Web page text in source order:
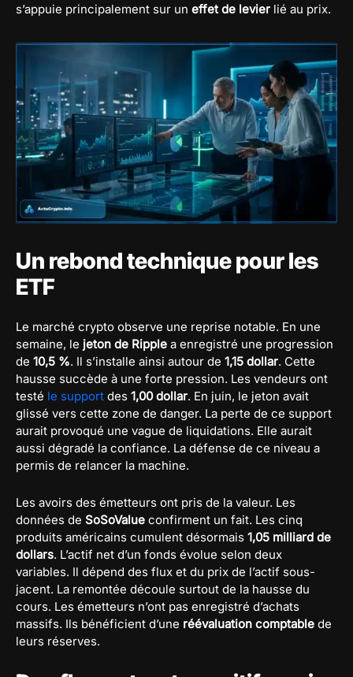
s’appuie principalement sur un effet de levier lié au prix.
Un rebond technique pour les
ETF
Le marché crypto observe une reprise notable. En une
semaine, le jeton de Ripple a enregistré une progression
de 10,5 %. Il s’installe ainsi autour de 1,15 dollar. Cette
hausse succède à une forte pression. Les vendeurs ont
testé le support des 1,00 dollar. En juin, le jeton avait
glissé vers cette zone de danger. La perte de ce support
aurait provoqué une vague de liquidations. Elle aurait
aussi dégradé la confiance. La défense de ce niveau a
permis de relancer la machine.
Les avoirs des émetteurs ont pris de la valeur. Les
données de SoSoValue confirment un fait. Les cinq
produits américains cumulent désormais 1,05 milliard de
dollars. L’actif net d’un fonds évolue selon deux
variables. Il dépend des flux et du prix de l’actif sous-
jacent. La remontée découle surtout de la hausse du
cours. Les émetteurs n’ont pas enregistré d’achats
massifs. Ils bénéficient d’une réévaluation comptable de
leurs réserves.